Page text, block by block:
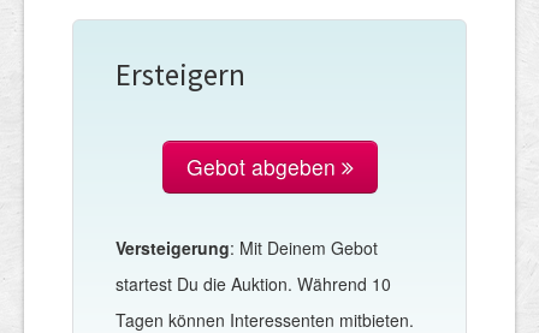
Ersteigern
Gebot abgeben
Versteigerung: Mit Deinem Gebot
startest Du die Auktion. Während 10
Tagen können Interessenten mitbieten.